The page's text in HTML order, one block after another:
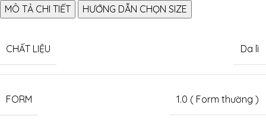
MÔ TẢ CHI TIẾT HƯỚNG DẪN CHỌN SIZE
CHẤT LIỆU Da lì
FORM 1.0 ( Form thường )